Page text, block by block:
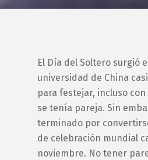
El Día del Soltero surgió
universidad de China
para festejar, incluso
se tenía pareja. Sin
terminado por
de celebración mundial
noviembre. No tener